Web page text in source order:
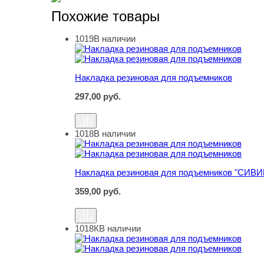
Похожие товары
Накладка резиновая для подъемников
1019В наличии
Накладка резиновая для подъемников
297,00 руб.
Накладка резиновая для подъемников
1018В наличии
Накладка резиновая для подъемников
359,00 руб.
Накладка резиновая для подъемников
1018КВ наличии